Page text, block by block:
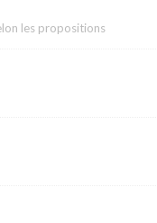
les propositions